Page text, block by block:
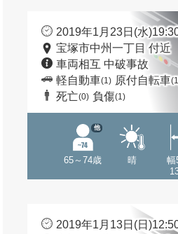
2019年1月23日(水
宝塚市中州一丁目 付近
車両相互 中破事故
軽自動車(1) 原付自転車
死亡(0) 負傷(1)
65～74歳
他
晴
幅
2019年1月13日(日